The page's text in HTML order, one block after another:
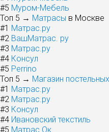
#5 Муром-Мебель
Топ 5 → Матрасы в Москве
#1 Матрас.ру
#2 ВашМатрас. ру
#3 Матрас.ру
#4 Консул
#5 Perrino
Топ 5 → Магазин
#1 Матрас.ру
#2 Матрас.ру
#3 Консул
#4 Ивановский текстиль
#5 Матрас Ок